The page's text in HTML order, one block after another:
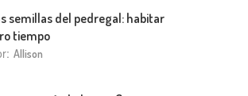
semillas del pedregal: habitar
tiempo
Allison